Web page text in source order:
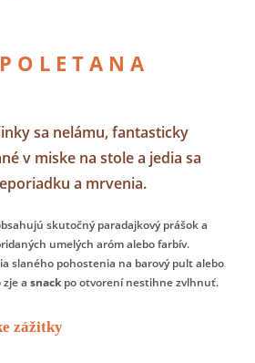
O L E T A N A
sa nelámu, fantasticky
v miske na stole a jedia sa
a mrvenia.
skutočný paradajkový prášok a
umelých aróm alebo farbív.
slaného pohostenia na barový pult alebo
a snack po otvorení nestihne zvlhnuť.
zážitky